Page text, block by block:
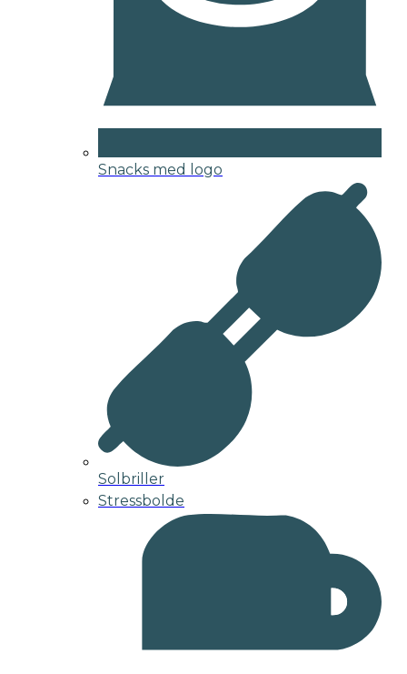
Snacks med logo
Solbriller
Stressbolde